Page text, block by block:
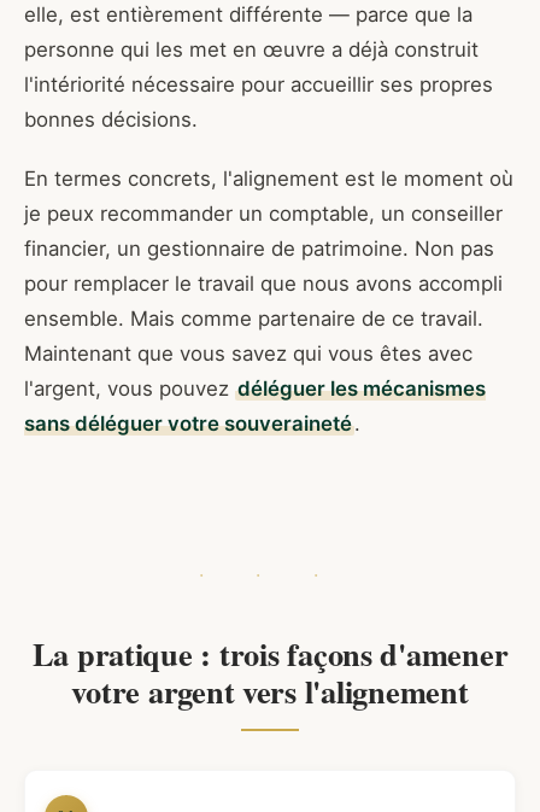
elle, est entièrement différente — parce que la
personne qui les met en œuvre a déjà construit
l'intériorité nécessaire pour accueillir ses propres
bonnes décisions.
En termes concrets, l'alignement est le moment où
je peux recommander un comptable, un conseiller
financier, un gestionnaire de patrimoine. Non pas
pour remplacer le travail que nous avons accompli
ensemble. Mais comme partenaire de ce travail.
Maintenant que vous savez qui vous êtes avec
l'argent, vous pouvez déléguer les mécanismes
sans déléguer votre souveraineté.
La pratique : trois façons d'amener
votre argent vers l'alignement